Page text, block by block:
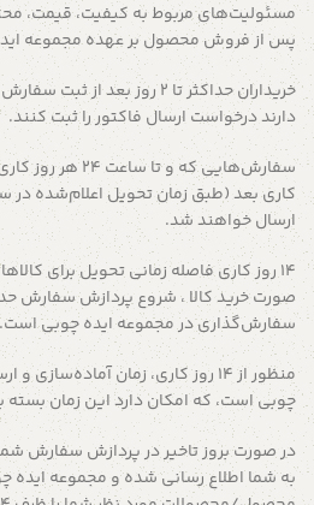
مسئولیت‌های مربوط به کیفیت، قیمت،
پس از فروش محصول بر عهده مجموعه
خریداران حداکثر تا 2 روز
دارند درخواست ارسال فاکتور را ثبت کنند.
کاری بعد (طبق زمان تحویل اعلام‌شده
ارسال خواهند شد.
14 روز کاری فاصله زمانی تحویل برای
سفارش‌گذاری در مجموعه ایده چوبی است.
منظور از 14 روز کاری، زمان
چوبی است، که امکان دارد این زمان بسته
در صورت بروز تاخیر در پردازش سفارش
به شما اطلاع رسانی شده و مجموعه ایده